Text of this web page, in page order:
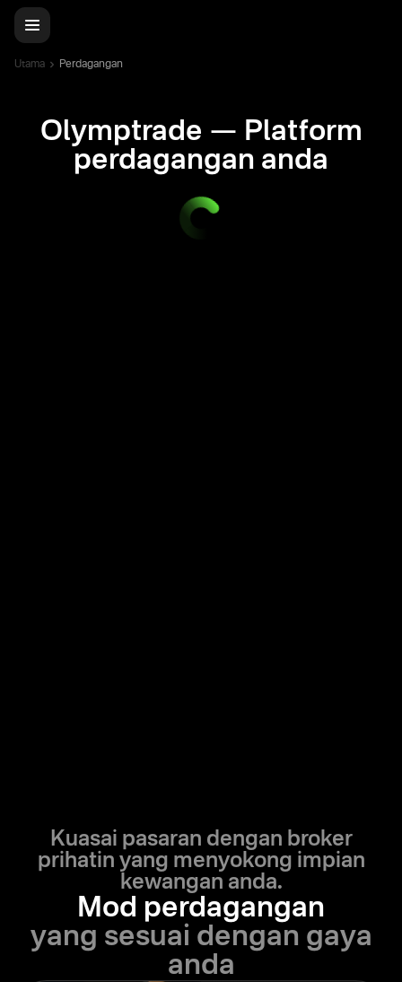
Utama Perdagangan
Olymptrade — Platform
perdagangan anda
Kuasai pasaran dengan broker
prihatin yang menyokong impian
kewangan anda.
Mod perdagangan
yang sesuai dengan gaya
anda